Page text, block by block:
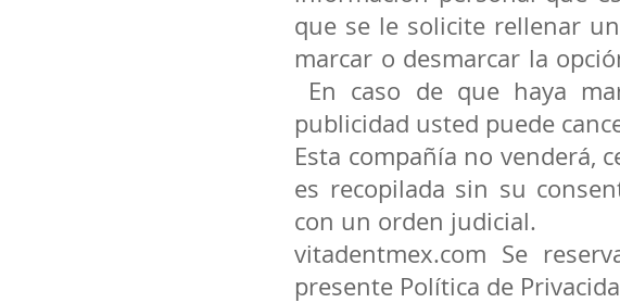
que se le solicite rellenar
marcar o desmarcar la
En caso de que haya
publicidad usted puede
Esta compañía no venderá,
es recopilada sin su
con un orden judicial.
vitadentmex.com Se
presente Política de